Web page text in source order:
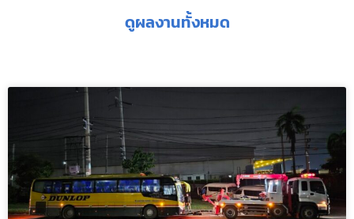
ดูผลงานทั้งหมด